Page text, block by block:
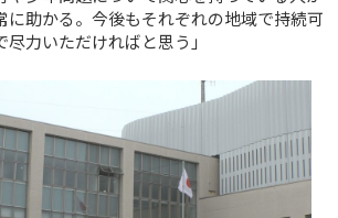
に助かる。今後もそれぞれの地域で持続可
力いただければと思う」